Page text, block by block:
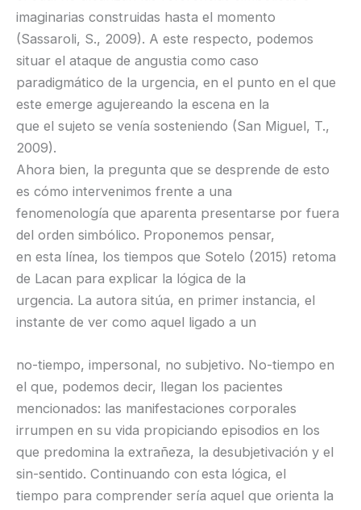
imaginarias construidas hasta el momento
(Sassaroli, S., 2009). A este respecto, podemos
situar el ataque de angustia como caso
paradigmático de la urgencia, en el punto en el que
este emerge agujereando la escena en la
que el sujeto se venía sosteniendo (San Miguel, T.,
2009).
Ahora bien, la pregunta que se desprende de esto
es cómo intervenimos frente a una
fenomenología que aparenta presentarse por fuera
del orden simbólico. Proponemos pensar,
en esta línea, los tiempos que Sotelo (2015) retoma
de Lacan para explicar la lógica de la
urgencia. La autora sitúa, en primer instancia, el
instante de ver como aquel ligado a un
no-tiempo, impersonal, no subjetivo. No-tiempo en
el que, podemos decir, llegan los pacientes
mencionados: las manifestaciones corporales
irrumpen en su vida propiciando episodios en los
que predomina la extrañeza, la desubjetivación y el
sin-sentido. Continuando con esta lógica, el
tiempo para comprender sería aquel que orienta la